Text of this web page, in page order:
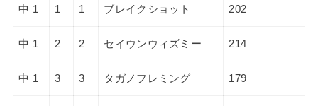
中 1 1 1 ブレイクショット 202
中 1 2 2 セイウンウィズミー 214
中 1 3 3 タガノフレミング 179